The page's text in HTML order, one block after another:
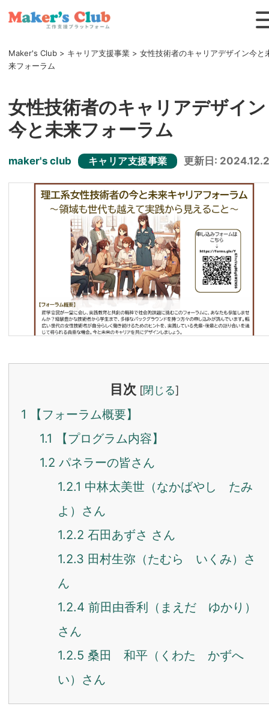
Maker's Club > キャリア支援事業 >女性技術者のキャリアデザイン今と
来フォーラム
女性技術者のキャリアデザイン
今と未来フォーラム
maker's club キャリア支援事業 更新日:
目次 [閉じる]
1 【フォーラム概要】
1.1 【プログラム内容】
1.2 パネラーの皆さん
1.2.1 中林太美世（なかばやし たみ
よ）さん
1.2.2 石田あずさ さん
1.2.3 田村生弥（たむら いくみ）さ
ん
1.2.4 前田由香利（まえだ ゆかり）
さん
1.2.5 桑田 和平（くわた かずへ
い）さん